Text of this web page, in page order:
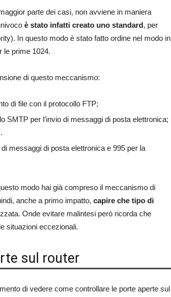
parte dei casi, non avviene in maniera
è stato infatti creato uno standard, per
In questo modo è stato fatto ordine nel modo in
le prime 1024.
di questo meccanismo:
di file con il protocollo FTP;
SMTP per l’invio di messaggi di posta elettronica;
messaggi di posta elettronica e 995 per la
modo hai già compreso il meccanismo di
anche a primo impatto, capire che tipo di
Onde evitare malintesi però ricorda che
situazioni eccezionali.
sul router
di vedere come controllare le porte aperte sul